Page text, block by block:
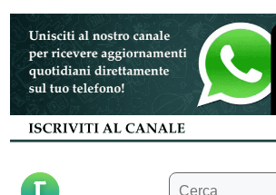
Vai
contenuto
Ricerca